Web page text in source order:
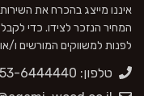
איננו מייצג בהכרח את
המחיר הנזכר לצידו. כדי
לפנות למשווקים המורשים ו/
טלפון: 053-6444440